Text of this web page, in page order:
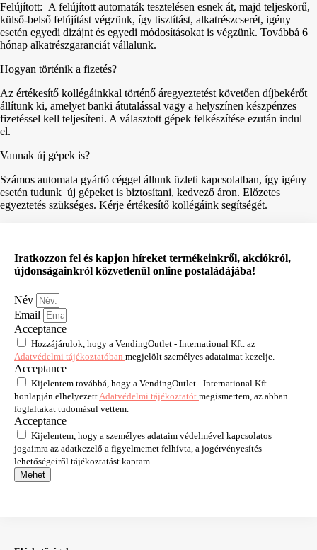
Felújított: A felújított automaták tesztelésen esnek át, majd teljeskörű,
külső-belső felújítást végzünk, így tisztítást, alkatrészcserét, igény
esetén egyedi dizájnt és egyedi módosításokat is végzünk. Továbbá 6
hónap alkatrészgaranciát vállalunk.
Hogyan történik a fizetés?
Az értékesítő kollégáinkkal történő áregyeztetést követően díjbekérőt
állítunk ki, amelyet banki átutalással vagy a helyszínen készpénzes
fizetéssel kell teljesíteni. A választott gépek felkészítése ezután indul
el.
Vannak új gépek is?
Számos automata gyártó céggel állunk üzleti kapcsolatban, így igény
esetén tudunk új gépeket is biztosítani, kedvező áron. Előzetes
egyeztetés szükséges. Kérje értékesítő kollégáink segítségét.
Iratkozzon fel és kapjon híreket termékeinkről, akciókról,
újdonságainkról közvetlenül online postaládájába!
Név
Email
Acceptance
Hozzájárulok, hogy a VendingOutlet - International Kft. az
Adatvédelmi tájékoztatóban megjelölt személyes adataimat kezelje.
Acceptance
Kijelentem továbbá, hogy a VendingOutlet - International Kft.
honlapján elhelyezett Adatvédelmi tájékoztatót megismertem, az abban
foglaltakat tudomásul vettem.
Acceptance
Kijelentem, hogy a személyes adataim védelmével kapcsolatos
jogaimra az adatkezelő a figyelmemet felhívta, a jogérvényesítés
lehetőségeiről tájékoztatást kaptam.
Mehet